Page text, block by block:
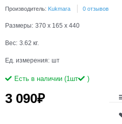
Производитель: Kukmara 0 отзывов
Размеры: 370 x 165 x 440
Вес: 3.62 кг.
Ед. измерения: шт
Есть в наличии (1шт )
3 090₽